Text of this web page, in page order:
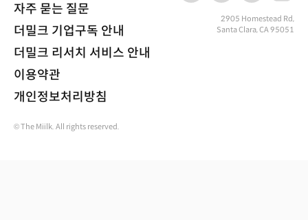
자주 묻는 질문
더밀크 기업구독 안내
더밀크 리서치 서비스 안내
이용약관
개인정보처리방침
2905 Homestead Rd,
Santa Clara, CA 95051
© The Miilk. All rights reserved.